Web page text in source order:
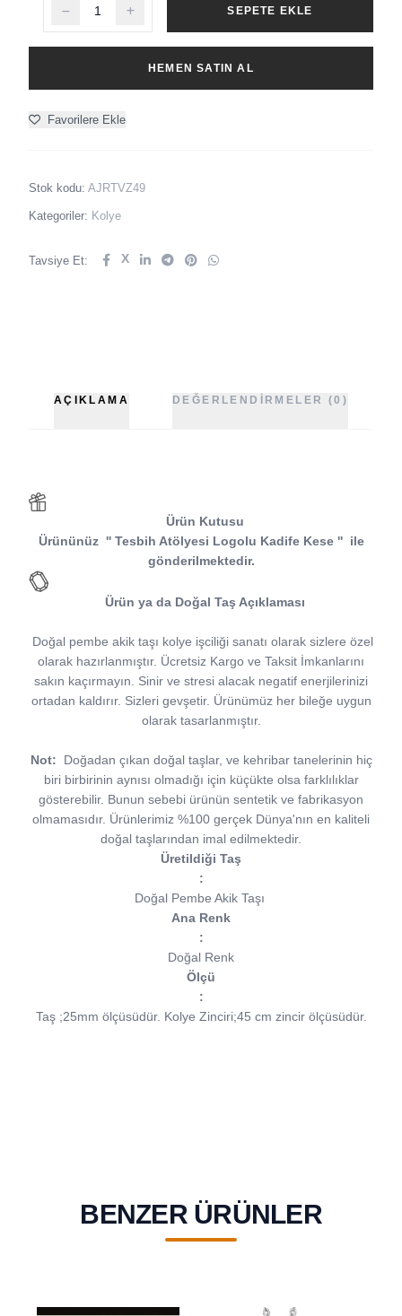
SEPETE EKLE
HEMEN SATIN AL
Favorilere Ekle
Stok kodu: AJRTVZ49
Kategoriler: Kolye
Tavsiye Et: X
AÇIKLAMA DEĞERLENDIRMELER (0)
Ürün Kutusu
Ürününüz '' Tesbih Atölyesi Logolu Kadife Kese '' ile
gönderilmektedir.
Ürün ya da Doğal Taş Açıklaması
Doğal pembe akik taşı kolye işciliği sanatı olarak sizlere özel
olarak hazırlanmıştır. Ücretsiz Kargo ve Taksit İmkanlarını
sakın kaçırmayın. Sinir ve stresi alacak negatif enerjilerinizi
ortadan kaldırır. Sizleri gevşetir. Ürünümüz her bileğe uygun
olarak tasarlanmıştır.
Not:
Doğadan çıkan doğal taşlar, ve kehribar tanelerinin hiç
biri birbirinin aynısı olmadığı için küçükte olsa farklılıklar
gösterebilir. Bunun sebebi ürünün sentetik ve fabrikasyon
olmamasıdır. Ürünlerimiz %100 gerçek Dünya'nın en kaliteli
doğal taşlarından imal edilmektedir.
Üretildiği Taş
:
Doğal Pembe Akik Taşı
Ana Renk
:
Doğal Renk
Ölçü
:
Taş ;25mm ölçüsüdür. Kolye Zinciri;45 cm zincir ölçüsüdür.
BENZER ÜRÜNLER